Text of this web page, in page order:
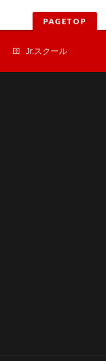
PAGETOP
Jr.スクール